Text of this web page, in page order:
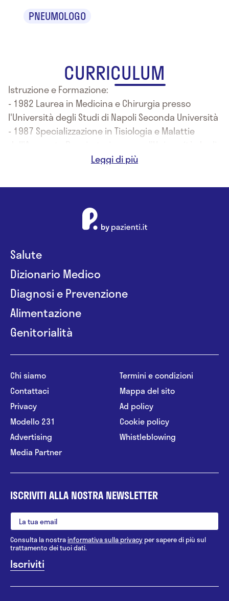
PNEUMOLOGO
CURRICULUM
Istruzione e Formazione:
- 1982 Laurea in Medicina e Chirurgia presso
l'Università degli Studi di Napoli Seconda Università
- 1987 Specializzazione in Tisiologia e Malattie
Studi di Napoli Seconda Università
l'Università degli Studi di Reggio Calabria
Salute
Dizionario Medico
Diagnosi e Prevenzione
Alimentazione
Genitorialità
Chi siamo
Contattaci
Privacy
Modello 231
Advertising
Media Partner
Termini e condizioni
Mappa del sito
Ad policy
Cookie policy
Whistleblowing
ISCRIVITI ALLA NOSTRA NEWSLETTER
Consulta la nostrainformativa sulla privacy per sapere di più sul
trattamento dei tuoi dati.